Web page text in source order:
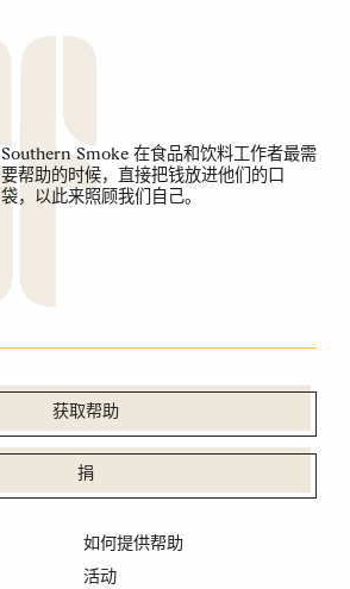
Southern Smoke 在食品和饮料工作者最需
要帮助的时候，直接把钱放进他们的口
袋，以此来照顾我们自己。
获取帮助
捐
如何提供帮助
活动